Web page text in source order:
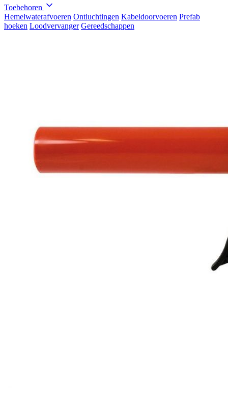
Toebehoren
Hemelwaterafvoeren Ontluchtingen Kabeldoorvoeren Prefab
hoeken Loodvervanger Gereedschappen